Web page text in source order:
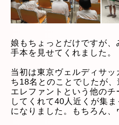
娘もちょっとだけですが
手本を見せてくれました。
当初は東京ヴェルディサ
ち18名とのことでしたが
エレファントという他の
してくれて40人近くが集
になりました。もちろん、